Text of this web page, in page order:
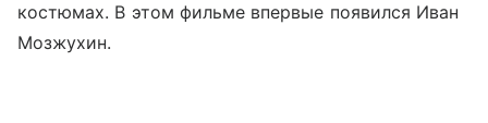
костюмах. В этом фильме впервые появился Иван
Мозжухин.